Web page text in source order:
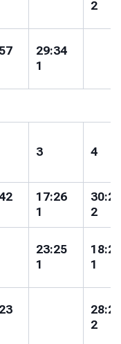
2
29:34
1
3 4
17:26
1
30:23
2
23:25
1
18:25
1
28:24
2